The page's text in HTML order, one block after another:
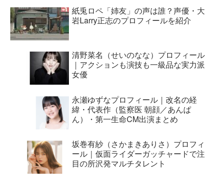
紙兎ロペ「姉友」の声は誰？声優・大
岩Larry正志のプロフィールを紹介
清野菜名（せいのなな）プロフィール
｜アクションも演技も一級品な実力派
女優
永瀬ゆずなプロフィール｜改名の経
緯・代表作（監察医 朝顔／あんぱ
ん）・第一生命CM出演まとめ
坂巻有紗（さかまきありさ）プロフィ
ール｜仮面ライダーガッチャードで注
目の所沢発マルチタレント